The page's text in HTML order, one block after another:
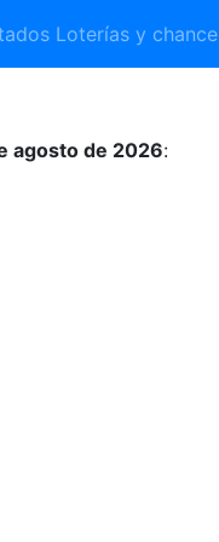
Loterías y chance
agosto de 2026: